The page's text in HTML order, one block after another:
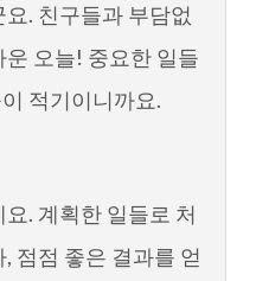
. 친구들과 부담없
오늘! 중요한 일들
적기이니까요.
. 계획한 일들로 처
점점 좋은 결과를 얻